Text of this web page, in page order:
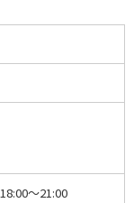
～21:00